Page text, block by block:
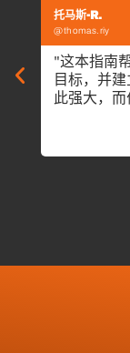
梦
托马斯-R.
@thomas.riy
"这本指南
目标，并
此强大，